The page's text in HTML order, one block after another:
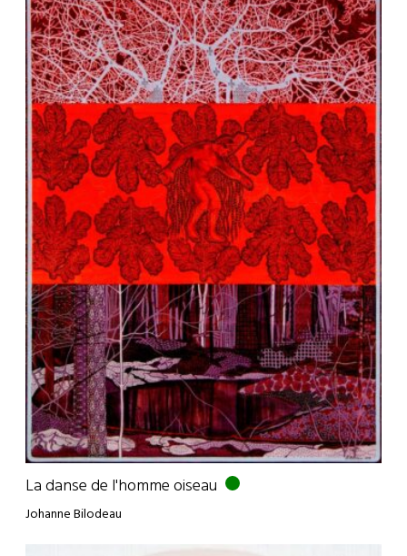
La danse de l'homme oiseau
Johanne Bilodeau